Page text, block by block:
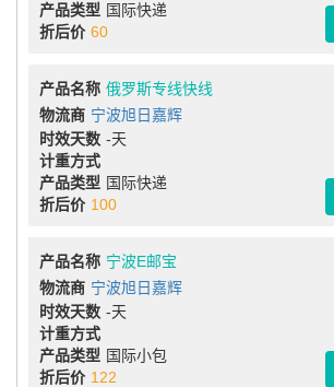
产品类型 国际快递
折后价 60
产品名称 俄罗斯专线快线
物流商 宁波旭日嘉辉
时效天数 -天
计重方式
产品类型 国际快递
折后价 100
产品名称 宁波E邮宝
物流商 宁波旭日嘉辉
时效天数 -天
计重方式
产品类型 国际小包
折后价 122